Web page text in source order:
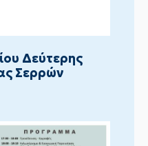
Δεύτερης
Σερρών